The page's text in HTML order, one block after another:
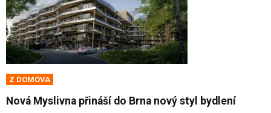
Z DOMOVA
Nová Myslivna přináší do Brna nový styl bydlení